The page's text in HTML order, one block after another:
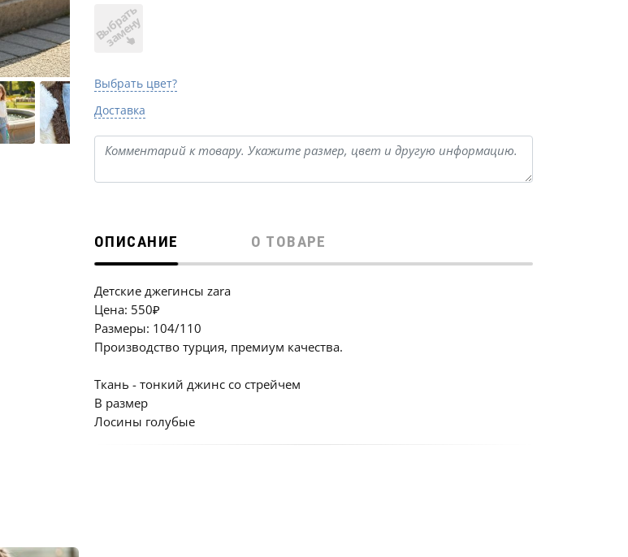
В
ы
б
р
а
т
ь
з
а
м
е
н
у
Выбрать цвет?
Доставка
ОПИСАНИЕ О ТОВАРЕ
Детские джегинсы zara
Цена: 550₽
Размеры: 104/110
Производство турция, премиум качества.
Ткань - тонкий джинс со стрейчем
В размер
Лосины голубые